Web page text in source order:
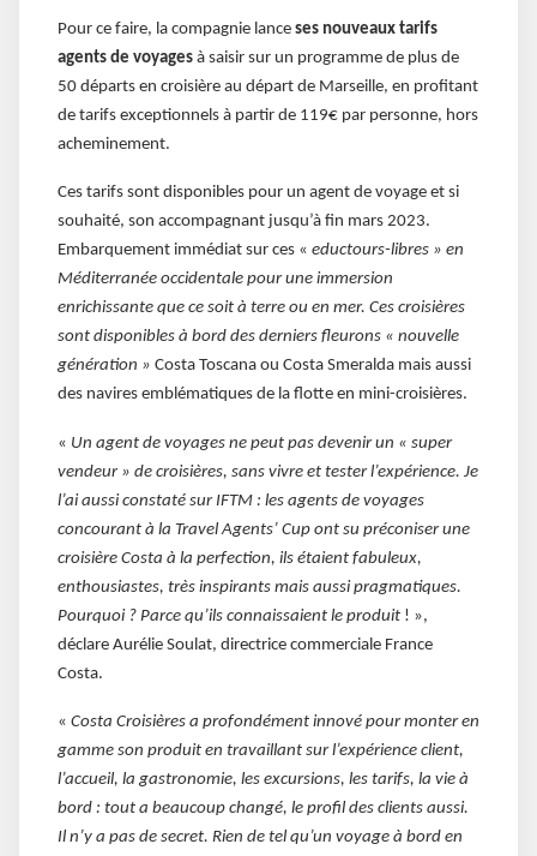
Pour ce faire, la compagnie lance ses nouveaux tarifs
agents de voyages à saisir sur un programme de plus de
50 départs en croisière au départ de Marseille, en profitant
de tarifs exceptionnels à partir de 119€ par personne, hors
acheminement.
Ces tarifs sont disponibles pour un agent de voyage et si
souhaité, son accompagnant jusqu’à fin mars 2023.
Embarquement immédiat sur ces « eductours-libres » en
Méditerranée occidentale pour une immersion
enrichissante que ce soit à terre ou en mer. Ces croisières
sont disponibles à bord des derniers fleurons « nouvelle
génération » Costa Toscana ou Costa Smeralda mais aussi
des navires emblématiques de la flotte en mini-croisières.
« Un agent de voyages ne peut pas devenir un « super
vendeur » de croisières, sans vivre et tester l’expérience. Je
l’ai aussi constaté sur IFTM : les agents de voyages
concourant à la Travel Agents’ Cup ont su préconiser une
croisière Costa à la perfection, ils étaient fabuleux,
enthousiastes, très inspirants mais aussi pragmatiques.
Pourquoi ? Parce qu’ils connaissaient le produit ! »,
déclare Aurélie Soulat, directrice commerciale France
Costa.
« Costa Croisières a profondément innové pour monter en
gamme son produit en travaillant sur l’expérience client,
l’accueil, la gastronomie, les excursions, les tarifs, la vie à
bord : tout a beaucoup changé, le profil des clients aussi.
Il n’y a pas de secret. Rien de tel qu’un voyage à bord en